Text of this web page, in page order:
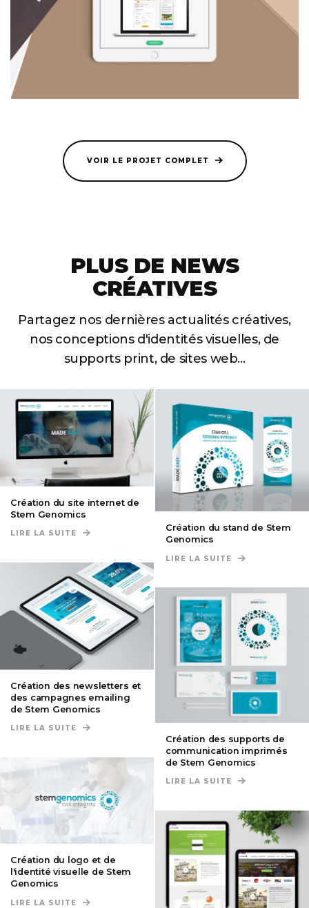
VOIR LE PROJET COMPLET
PLUS DE NEWS
CRÉATIVES
Partagez nos dernières actualités créatives,
nos conceptionsd'identités visuelles, de
supports print, de sites web...
Création du site internet de
Stem Genomics
LIRE LA SUITE DE CRÉATION DU SITE INTERNET DE STEM
Création des newsletters et
des campagnes emailing
de Stem Genomics
LIRE LA SUITE DE CRÉATION DES NEWSLETTERS ET DES
Création du logo et de
l'identité visuelle de Stem
Genomics
LIRE LA SUITE DE CRÉATION DU LOGO ET DE L'IDENTITÉ
Création du stand de Stem
Genomics
LIRE LA SUITE DE CRÉATION
Création des supports de
communication imprimés
de Stem Genomics
LIRE LA SUITE DE CRÉATION